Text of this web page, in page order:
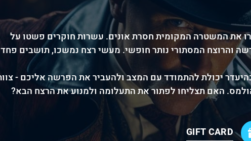
את המשטרה המקומית חסרת אונים. עשרות חוקרים פשטו על
והרוצח המסתורי נותר חופשי. מעשי רצח נמשכו, תושבים
יכולת להתמודד עם המצב ולהעביר את הפרשה אליכם -
האם תצליחו לפתור את התעלומה ולמנוע את הרצח הבא?
GIFT CARD